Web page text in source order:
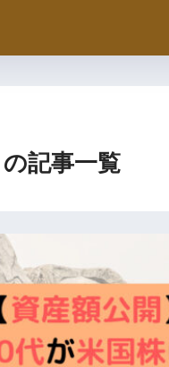
の記事一覧